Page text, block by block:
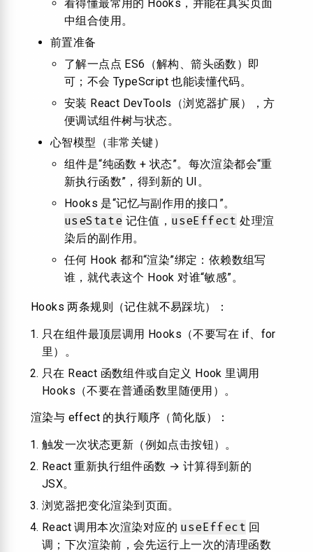
看得懂最常用的 Hooks，并能在真实页面
中组合使用。
前置准备
了解一点点 ES6（解构、箭头函数）即
可；不会 TypeScript 也能读懂代码。
安装 React DevTools（浏览器扩展），方
便调试组件树与状态。
心智模型（非常关键）
组件是“纯函数 + 状态”。每次渲染都会“重
新执行函数”，得到新的 UI。
Hooks 是“记忆与副作用的接口”。
useState 记住值， useEffect 处理渲
染后的副作用。
任何 Hook 都和“渲染”绑定：依赖数组写
谁，就代表这个 Hook 对谁“敏感”。
Hooks 两条规则（记住就不易踩坑）：
只在组件最顶层调用 Hooks（不要写在 if、for
里）。
只在 React 函数组件或自定义 Hook 里调用
Hooks（不要在普通函数里随便用）。
渲染与 effect 的执行顺序（简化版）：
触发一次状态更新（例如点击按钮）。
React 重新执行组件函数 → 计算得到新的
JSX。
浏览器把变化渲染到页面。
React 调用本次渲染对应的 useEffect 回
调；下次渲染前，会先运行上一次的清理函数